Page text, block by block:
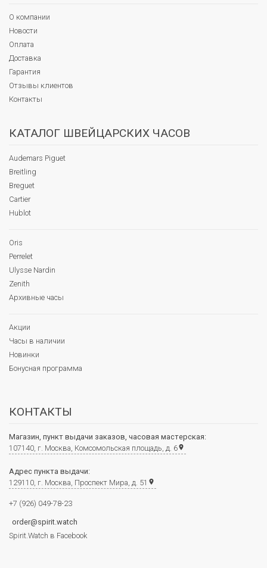
О компании
Новости
Оплата
Доставка
Гарантия
Отзывы клиентов
Контакты
КАТАЛОГ ШВЕЙЦАРСКИХ ЧАСОВ
Audemars Piguet
Breitling
Breguet
Cartier
Hublot
Oris
Perrelet
Ulysse Nardin
Zenith
Архивные часы
Акции
Часы в наличии
Новинки
Бонусная программа
КОНТАКТЫ
Магазин, пункт выдачи заказов, часовая мастерская:
107140, г. Москва, Комсомольская площадь, д. 6place
Адрес пункта выдачи:
129110, г. Москва, Проспект Мира, д. 51 place
+7 (926) 049-78-23
order@spirit.watch
Spirit.Watch в Facebook